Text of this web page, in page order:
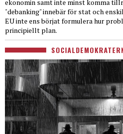
ekonomin samt inte minst komma
"debanking" innebär för stat och
EU inte ens börjat formulera hur
principiellt plan.